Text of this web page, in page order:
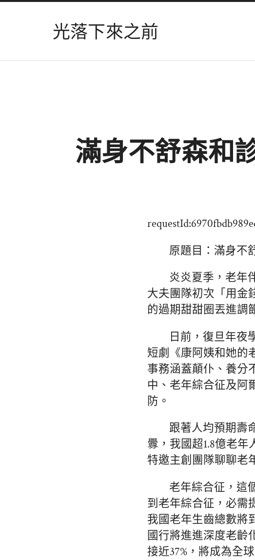
光落下來之前
滿身不舒森和
原題目：滿身不
炎炎夏季，老年
大夫團隊初次「用金
的過期甜甜圈丟進調
日前，復旦年夜
短劇《康阿姨和她的
事務涵蓋顛仆、養分
中、老年綜合征及阿
防。
跟著人均預期壽
釁，我國超1.8億老
特邀主創團隊聊聊老
老年綜合征，這
到老年綜合征，必需
我國老年生齒總數將
國行將進進深度老齡
接近37%，將成為全